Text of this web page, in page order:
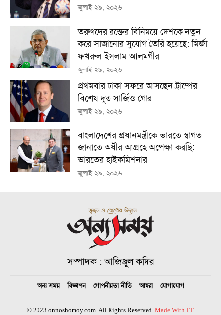
জুলাই ২৯, ২০২৬
তরুণদের রক্তের বিনিময়ে দেশকে নতুন
করে সাজানোর সুযোগ তৈরি হয়েছে: মির্জা
ফখরুল ইসলাম আলমগীর
জুলাই ২৯, ২০২৬
প্রথমবার ঢাকা সফরে আসছেন ট্রাম্পের
বিশেষ দূত সার্জিও গোর
জুলাই ২৯, ২০২৬
বাংলাদেশের প্রধানমন্ত্রীকে ভারতে স্বাগত
জানাতে অধীর আগ্রহে অপেক্ষা কর‌ছি:
ভারতের হাইকমিশনার
জুলাই ২৯, ২০২৬
সম্পাদক : আজিজুল কদির
অন্য সময় বিজ্ঞাপন গোপনীয়তা নীতি আমরা যোগাযোগ
© 2023 onnoshomoy.com. All Rights Reserved. Made With TT.